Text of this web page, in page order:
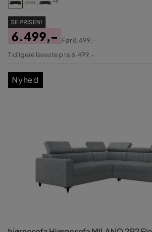
SE PRISEN!
Pris
6.499,-
Original
Før8.499,-
Tidligere laveste pris 6.499,-
Nyhed